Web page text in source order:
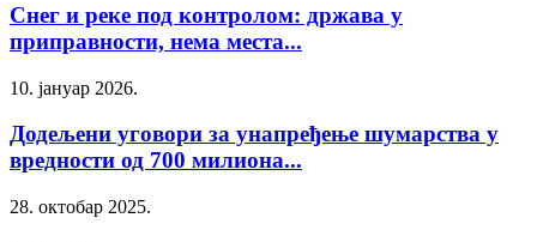
Снег и реке под контролом: држава у
приправности, нема места...
10. јануар 2026.
Додељени уговори за унапређење шумарства у
вредности од 700 милиона...
28. октобар 2025.